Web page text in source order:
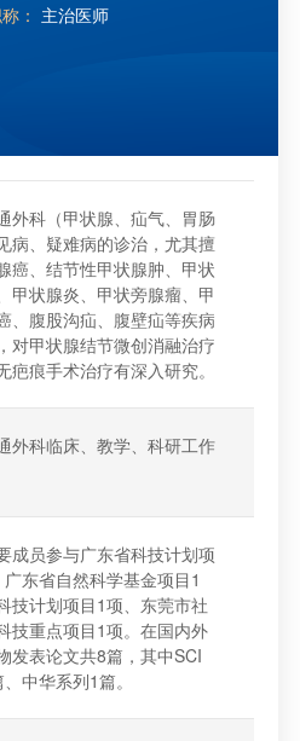
： 主治医师
外科（甲状腺、疝气、胃肠
病、疑难病的诊治，尤其擅
癌、结节性甲状腺肿、甲状
甲状腺炎、甲状旁腺瘤、甲
、腹股沟疝、腹壁疝等疾病
对甲状腺结节微创消融治疗
疤痕手术治疗有深入研究。
外科临床、教学、科研工作
成员参与广东省科技计划项
广东省自然科学基金项目1
技计划项目1项、东莞市社
技重点项目1项。在国内外
发表论文共8篇，其中SCI
中华系列1篇。